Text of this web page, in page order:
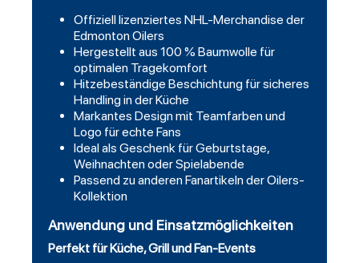
Offiziell lizenziertes NHL-Merchandise der
Edmonton Oilers
Hergestellt aus 100 % Baumwolle für
optimalen Tragekomfort
Hitzebeständige Beschichtung für sicheres
Handling in der Küche
Markantes Design mit Teamfarben und
Logo für echte Fans
Ideal als Geschenk für Geburtstage,
Weihnachten oder Spielabende
Passend zu anderen Fanartikeln der Oilers-
Kollektion
Anwendung und Einsatzmöglichkeiten
Perfekt für Küche, Grill und Fan-Events